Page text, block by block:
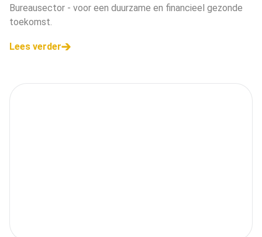
Bureausector - voor een duurzame en financieel gezonde
toekomst.
Lees verder